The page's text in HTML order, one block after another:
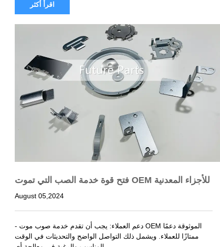
اقرأ أكثر
فتح قوة خدمة الصب التي تموت OEM للأجزاء المعدنية
August 05,2024
- دعم العملاء: يجب أن تقدم خدمة صوب موت OEM الموثوقة دعمًا
ممتازًا للعملاء. ويشمل ذلك التواصل الواضح والتحديثات في الوقت